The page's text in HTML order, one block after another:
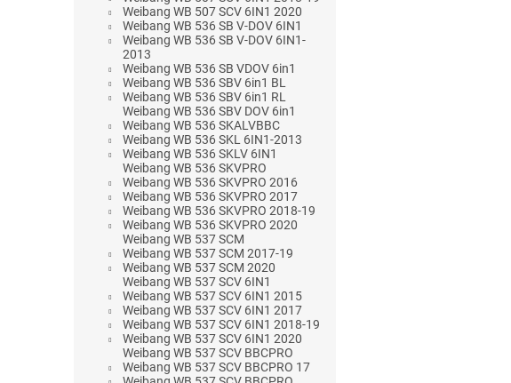
Weibang WB 507 SCV 6IN1 2020
Weibang WB 536 SB V-DOV 6IN1
Weibang WB 536 SB V-DOV 6IN1-
2013
Weibang WB 536 SB VDOV 6in1
Weibang WB 536 SBV 6in1 BL
Weibang WB 536 SBV 6in1 RL
Weibang WB 536 SBV DOV 6in1
Weibang WB 536 SKALVBBC
Weibang WB 536 SKL 6IN1-2013
Weibang WB 536 SKLV 6IN1
Weibang WB 536 SKVPRO
Weibang WB 536 SKVPRO 2016
Weibang WB 536 SKVPRO 2017
Weibang WB 536 SKVPRO 2018-19
Weibang WB 536 SKVPRO 2020
Weibang WB 537 SCM
Weibang WB 537 SCM 2017-19
Weibang WB 537 SCM 2020
Weibang WB 537 SCV 6IN1
Weibang WB 537 SCV 6IN1 2015
Weibang WB 537 SCV 6IN1 2017
Weibang WB 537 SCV 6IN1 2018-19
Weibang WB 537 SCV 6IN1 2020
Weibang WB 537 SCV BBCPRO
Weibang WB 537 SCV BBCPRO 17